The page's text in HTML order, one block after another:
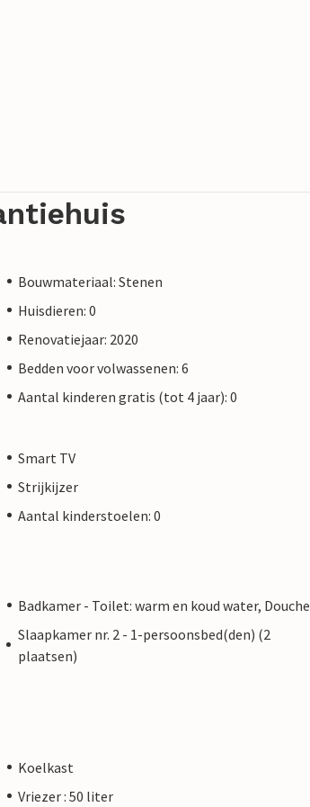
Bouwmateriaal: Stenen
Huisdieren: 0
Renovatiejaar: 2020
Bedden voor volwassenen: 6
Aantal kinderen gratis (tot 4 jaar): 0
Smart TV
Strijkijzer
Aantal kinderstoelen: 0
Badkamer - Toilet: warm en koud water, Douche
Slaapkamer nr. 2 - 1-persoonsbed(den) (2
plaatsen)
Koelkast
Vriezer : 50 liter